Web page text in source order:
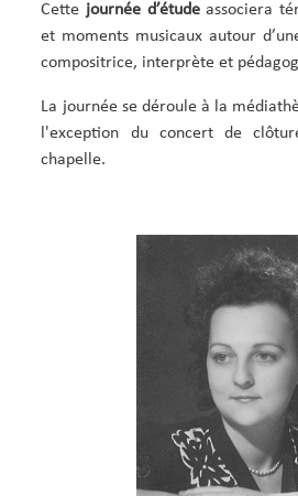
Cette journée d’étudeassociera
et moments musicaux autour
compositrice, interprète et
La journée se déroule à la
l'exception du concert de
chapelle.